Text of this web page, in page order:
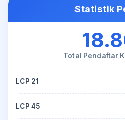
Statistik
Total Pendaftar
LCP 21
LCP 45